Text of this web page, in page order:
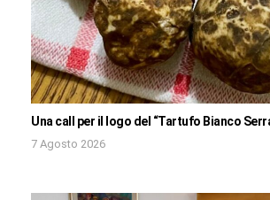
Una call per il logo del “Tartufo Bianco
7 Agosto 2026